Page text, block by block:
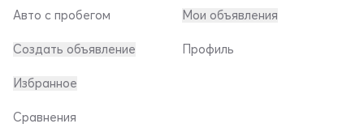
Авто с пробегом
Создать объявление
Мои объявления
Профиль
Избранное
Сравнения